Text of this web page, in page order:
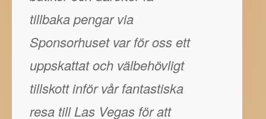
tillbaka pengar via
Sponsorhuset var för oss ett
uppskattat och välbehövligt
tillskott inför vår fantastiska
resa till Las Vegas för att